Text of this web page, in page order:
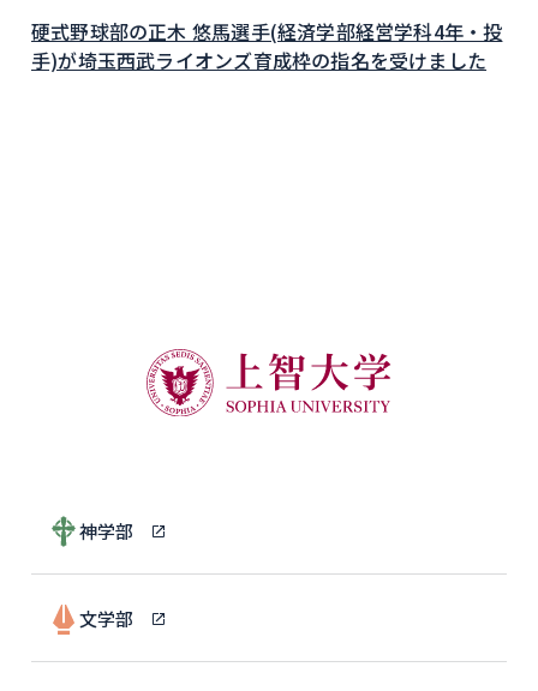
硬式野球部の正木 悠馬選手(経済学部経営学科4年・投
手)が埼玉西武ライオンズ育成枠の指名を受けました
神学部
文学部